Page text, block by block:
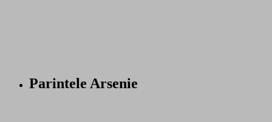
Parintele Arsenie